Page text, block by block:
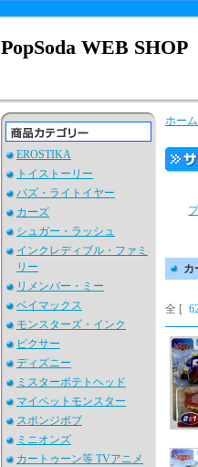
PopSoda WEB SHOP
EROSTIKA
トイストーリー
バズ・ライトイヤー
カーズ
シュガー・ラッシュ
インクレディブル・ファミ
リー
リメンバー・ミー
ベイマックス
モンスターズ・インク
ピクサー
ディズニー
ミスターポテトヘッド
マイペットモンスター
スポンジボブ
ミニオンズ
カートゥーン等 TVアニメ
ホーム
カ
全 [